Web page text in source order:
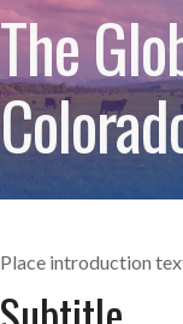
The
Place introduction